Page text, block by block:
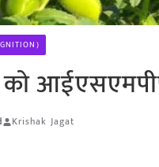
Krishak Jagat